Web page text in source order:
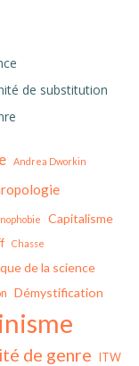
de substitution
Andrea Dworkin
Capitalisme
Chasse
de la science
Démystification
de genre ITW